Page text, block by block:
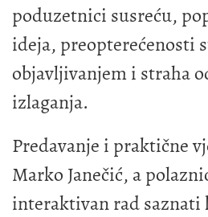
poduzetnici susreću,
ideja, preopterećenosti
objavljivanjem i straha
izlaganja.
Predavanje i praktične
Marko Janečić, a
interaktivan rad saznati